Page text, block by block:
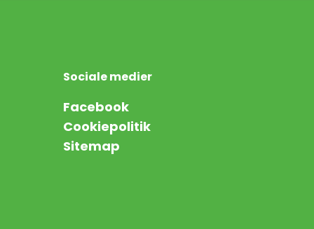
Sociale medier
Facebook
Cookiepolitik
Sitemap